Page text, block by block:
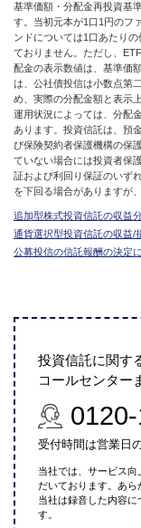
基準価額・分配金再投資基
す。当初元本が1口1円のフ
ンドについては1口あたり
ておりません。ただし、
配金の表示数値は、基準価
は、公社債投信は小数点第
め、実際の分配金額と表示
運用状況によっては、分配
あります。投資信託は、預
び保険契約者保護機構の保
ていない場合には投資者保
証および利回り保証のいず
を下回る場合がありますが
追加型株式投資信託の収益
通貨選択型投資信託の収益/
公募投信の信託報酬の決定
投資信託に関す
コールセンター
受付時間は営業日
当社では、サービス
だいております。あら
当社は録音した内容
す。